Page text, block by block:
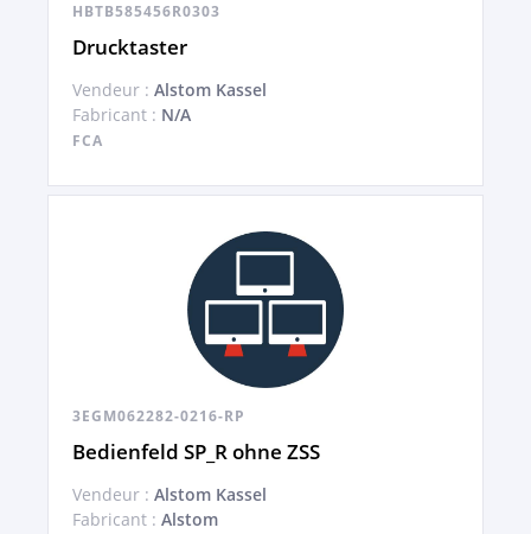
HBTB585456R0303
Drucktaster
Vendeur : Alstom Kassel
Fabricant : N/A
FCA
3EGM062282-0216-RP
Bedienfeld SP_R ohne ZSS
Vendeur : Alstom Kassel
Fabricant : Alstom